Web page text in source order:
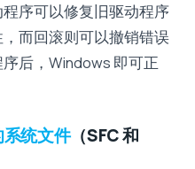
序可以修复旧驱动程序
而回滚则可以撤销错误
后，Windows 即可正
统文件（SFC 和